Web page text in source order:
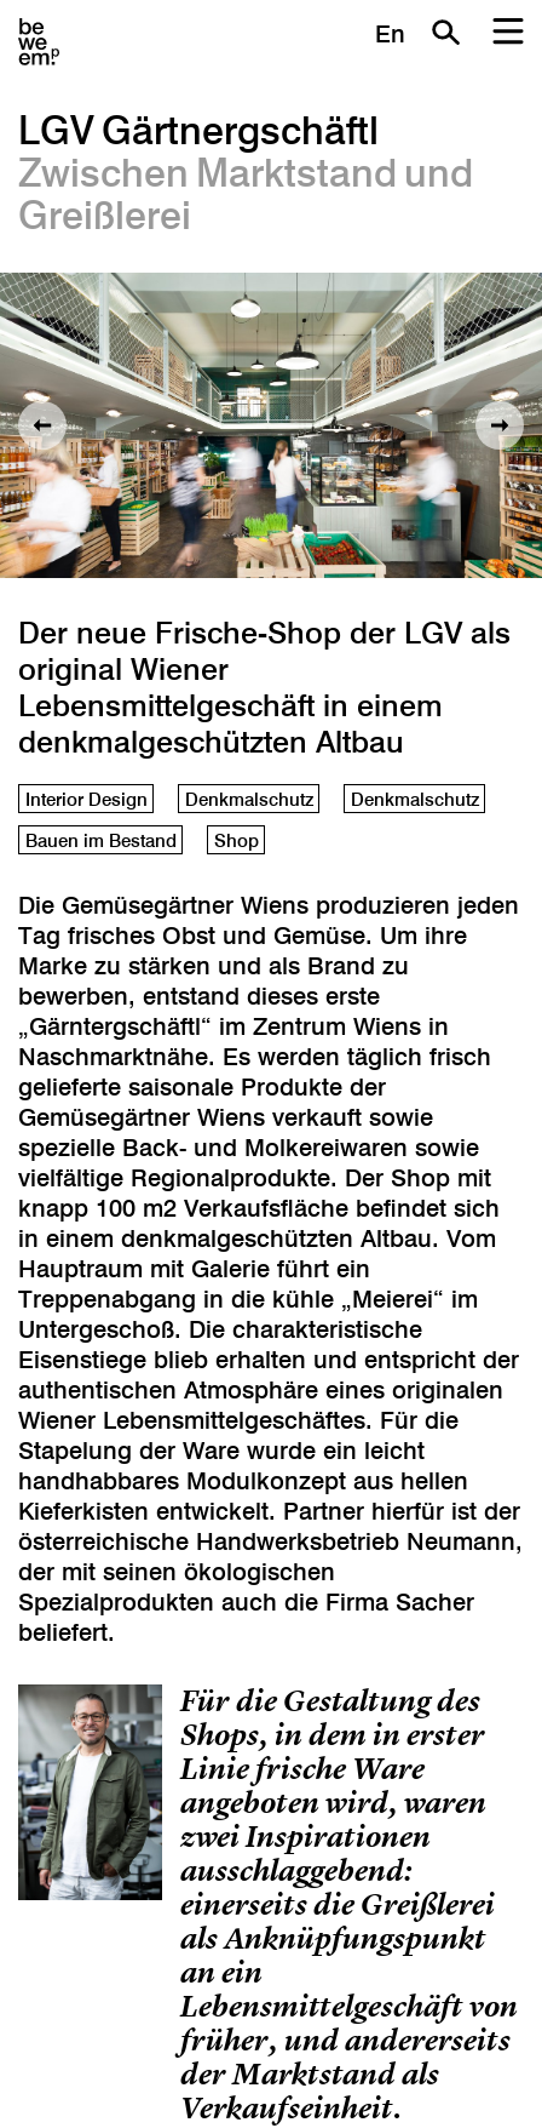
En
LGV Gärtnergschäftl
Zwischen Marktstand und
Greißlerei
Der neue Frische-Shop der LGV als
original Wiener
Lebensmittelgeschäft in einem
denkmalgeschützten Altbau
Interior Design Denkmalschutz
Denkmalschutz
Bauen im Bestand
Shop
Die Gemüsegärtner Wiens produzieren jeden
Tag frisches Obst und Gemüse. Um ihre
Marke zu stärken und als Brand zu
bewerben, entstand dieses erste
„Gärntergschäftl“ im Zentrum Wiens in
Naschmarktnähe. Es werden täglich frisch
gelieferte saisonale Produkte der
Gemüsegärtner Wiens verkauft sowie
spezielle Back- und Molkereiwaren sowie
vielfältige Regionalprodukte. Der Shop mit
knapp 100 m2 Verkaufsfläche befindet sich
in einem denkmalgeschützten Altbau. Vom
Hauptraum mit Galerie führt ein
Treppenabgang in die kühle „Meierei“ im
Untergeschoß. Die charakteristische
Eisenstiege blieb erhalten und entspricht der
authentischen Atmosphäre eines originalen
Wiener Lebensmittelgeschäftes. Für die
Stapelung der Ware wurde ein leicht
handhabbares Modulkonzept aus hellen
Kieferkisten entwickelt. Partner hierfür ist der
österreichische Handwerksbetrieb Neumann,
der mit seinen ökologischen
Spezialprodukten auch die Firma Sacher
beliefert.
Für die Gestaltung des
Shops, in dem in erster
Linie frische Ware
angeboten wird, waren
zwei Inspirationen
ausschlaggebend:
einerseits die Greißlerei
als Anknüpfungspunkt
an ein
Lebensmittelgeschäft von
früher, und andererseits
der Marktstand als
Verkaufseinheit.